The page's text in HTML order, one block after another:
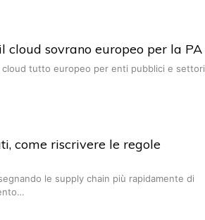
cloud sovrano europeo per la PA
cloud tutto europeo per enti pubblici e settori
come riscrivere le regole
le supply chain più rapidamente di